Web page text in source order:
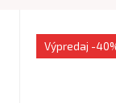
Výpredaj -